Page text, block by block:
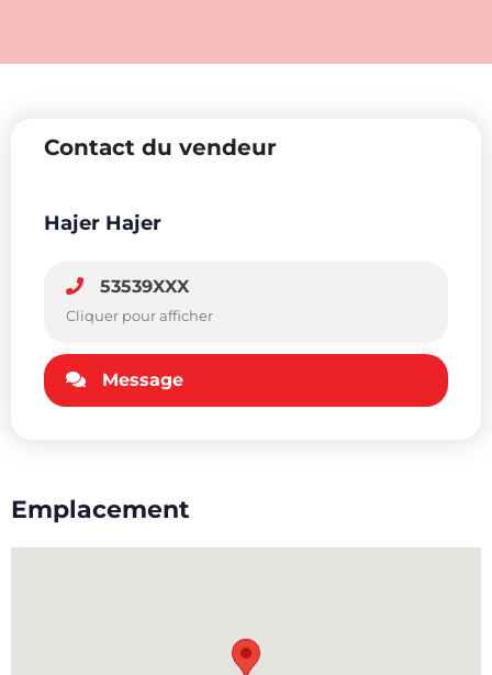
Contact du vendeur
Hajer Hajer
53539XXX
Cliquer pour afficher
Message
Emplacement